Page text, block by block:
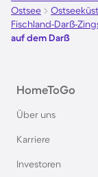
Ferienhäuser
Norderney
Bodensee
Rügen
Ostsee
Fischland-Darß-
auf dem Darß
HomeToGo
Über uns
Karriere
Investoren